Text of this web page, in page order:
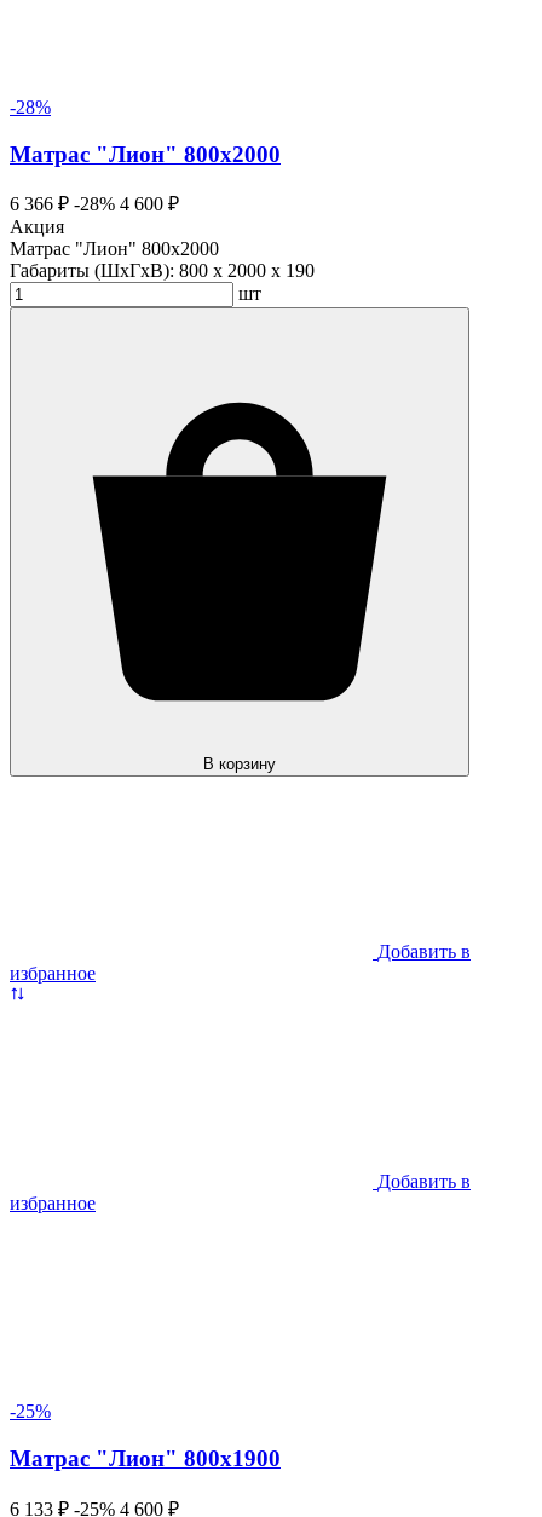
-28%
Матрас "Лион" 800х2000
6 366 ₽ -28% 4 600 ₽
Акция
Матрас "Лион" 800х2000
Габариты (ШхГхВ): 800 x 2000 x 190
шт
В корзину
Добавить в
избранное
Добавить в
избранное
-25%
Матрас "Лион" 800х1900
6 133 ₽ -25% 4 600 ₽